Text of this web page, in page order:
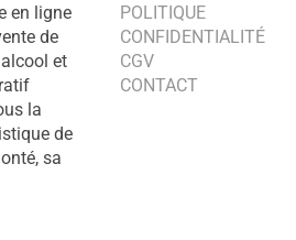
en ligne
de
et
la
de
sa
POLITIQUE
CONFIDENTIALITÉ
CGV
CONTACT